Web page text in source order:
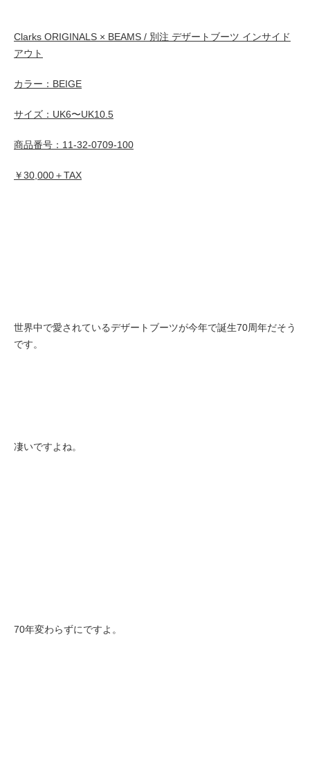
Clarks ORIGINALS × BEAMS / 別注 デザートブーツ インサイド
アウト
カラー：BEIGE
サイズ：UK6〜UK10.5
商品番号： 11-32-0709-100
￥30,000＋TAX
世界中で愛されているデザートブーツが今年で誕生70周年だそう
です。
凄いですよね。
70年変わらずにですよ。